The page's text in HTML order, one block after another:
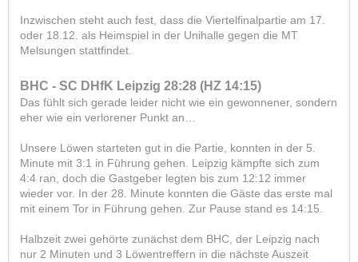
Inzwischen steht auch fest, dass die Viertelfinalpartie am 17.
oder 18.12. als Heimspiel in der Unihalle gegen die MT
Melsungen stattfindet.
BHC - SC DHfK Leipzig 28:28 (HZ 14:15)
Das fühlt sich gerade leider nicht wie ein gewonnener, sondern
eher wie ein verlorener Punkt an…
Unsere Löwen starteten gut in die Partie, konnten in der 5.
Minute mit 3:1 in Führung gehen. Leipzig kämpfte sich zum
4:4 ran, doch die Gastgeber legten bis zum 12:12 immer
wieder vor. In der 28. Minute konnten die Gäste das erste mal
mit einem Tor in Führung gehen. Zur Pause stand es 14:15.
Halbzeit zwei gehörte zunächst dem BHC, der Leipzig nach
nur 2 Minuten und 3 Löwentreffern in die nächste Auszeit